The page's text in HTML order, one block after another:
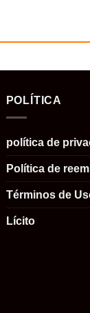
POLÍTICA
política de
Política de
Términos de
Lícito